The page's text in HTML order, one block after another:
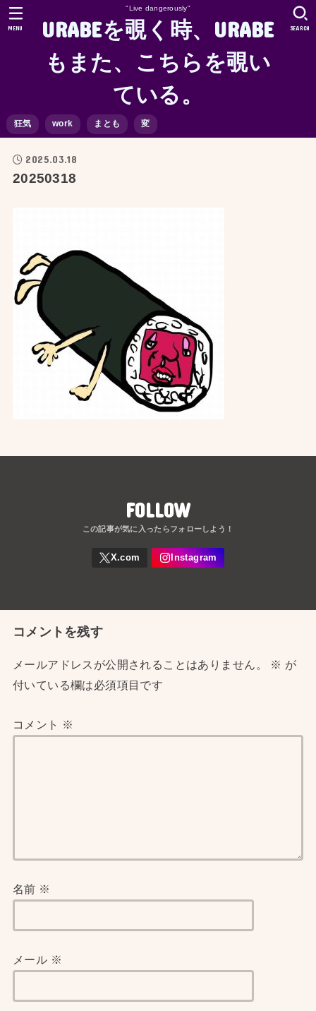
"Live dangerously"
URABEを覗く時、URABE
もまた、こちらを覗い
ている。
狂気 work まとも 変
SEARCH
MENU
2025.03.18
20250318
FOLLOW
コメントを残す
メールアドレスが公開されることはありません。 ※ が
付いている欄は必須項目です
コメント ※
名前 ※
メール ※